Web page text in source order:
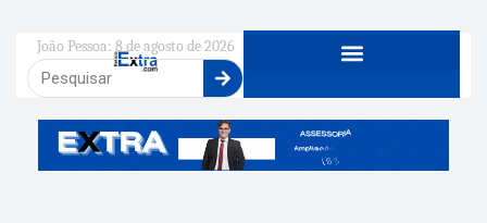
João Pessoa: 8 de agosto de 2026